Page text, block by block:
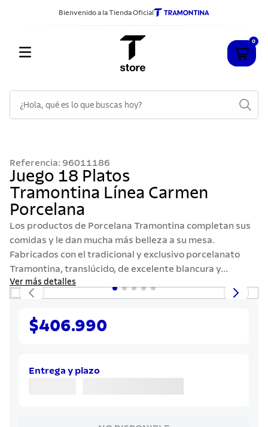
Bienvenido a la Tienda Oficial
0
Referencia: 96011186
Juego 18 Platos
Tramontina Línea Carmen
Porcelana
Los productos de Porcelana Tramontina completan sus
comidas y le dan mucha más belleza a su mesa.
Fabricados con el tradicional y exclusivo porcelanato
Tramontina, translúcido, de excelente blancura y...
Ver más detalles
$406.990
Entrega y plazo
2 .
sarten
3.
cubiertos
4.
ollas
.
acero inoxidable
6.
grano
442
solar
cuchillo